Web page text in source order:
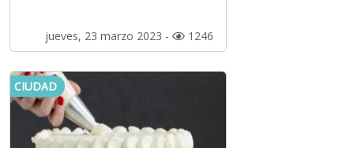
jueves, 23 marzo 2023 - 1246
CIUDAD